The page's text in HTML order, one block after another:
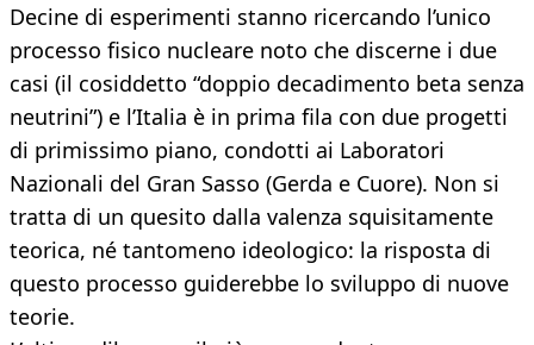
Decine di esperimenti stanno ricercando l’unico
processo fisico nucleare noto che discerne i due
casi (il cosiddetto “doppio decadimento beta senza
neutrini”) e l’Italia è in prima fila con due progetti
di primissimo piano, condotti ai Laboratori
Nazionali del Gran Sasso (Gerda e Cuore). Non si
tratta di un quesito dalla valenza squisitamente
teorica, né tantomeno ideologico: la risposta di
questo processo guiderebbe lo sviluppo di nuove
teorie.